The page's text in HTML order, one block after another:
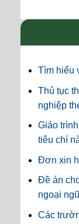
Tìm hiểu
Thủ tục
nghiệp
Giáo
tiêu chí
Đơn xin
Đề án
ngoại
Các